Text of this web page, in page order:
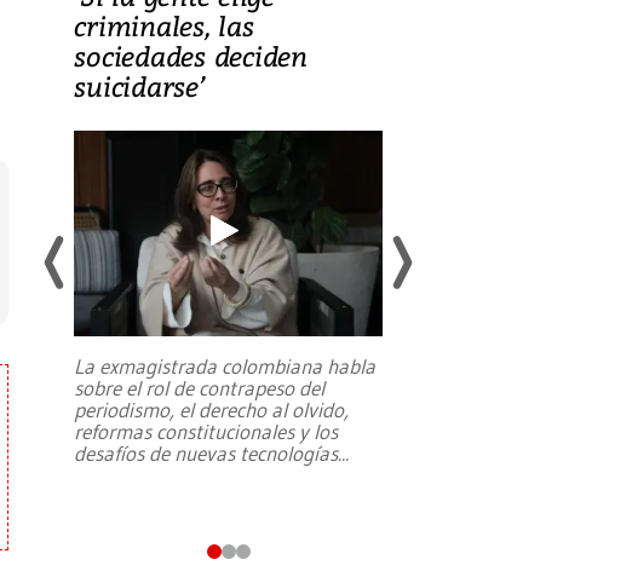
criminales, las
sociedades deciden
suicidarse’
La exmagistrada colombiana habla
sobre el rol de contrapeso del
periodismo, el derecho al olvido,
reformas constitucionales y los
desafíos de nuevas tecnologías...